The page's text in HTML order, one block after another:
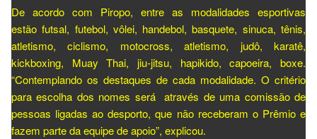
De acordo com Piropo, entre as modalidades esportivas
estão futsal, futebol, vôlei, handebol, basquete, sinuca, tênis,
atletismo, ciclismo, motocross, atletismo, judô, karatê,
kickboxing, Muay Thai, jiu-jitsu, hapikido, capoeira, boxe.
“Contemplando os destaques de cada modalidade. O critério
para escolha dos nomes será através de uma comissão de
pessoas ligadas ao desporto, que não receberam o Prêmio e
fazem parte da equipe de apoio”, explicou.